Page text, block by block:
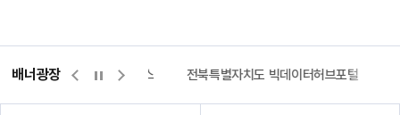
배너광장
량바로처리센터 위택스 전북특별자치도 빅데이터허브포털